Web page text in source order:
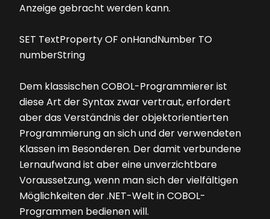
Anzeige gebracht werden kann.
SET TextProperty OF onHandNumber TO
numberString
Dem klassischen COBOL-Programmierer ist
diese Art der Syntax zwar vertraut, erfordert
aber das Verständnis der objektorientierten
Programmierung an sich und der verwendeten
Klassen im Besonderen. Der damit verbundene
Lernaufwand ist aber eine unverzichtbare
Voraussetzung, wenn man sich der vielfältigen
Möglichkeiten der .NET-Welt in COBOL-
Programmen bedienen will.